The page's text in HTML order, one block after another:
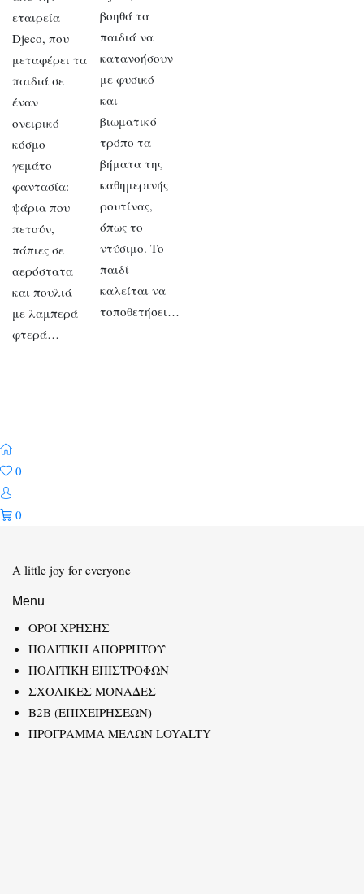
εταιρεία
Djeco, που
μεταφέρει τα
παιδιά σε
έναν
ονειρικό
κόσμο
γεμάτο
φαντασία:
ψάρια που
πετούν,
πάπιες σε
αερόστατα
και πουλιά
με λαμπερά
φτερά…
βοηθά τα
παιδιά να
κατανοήσουν
με φυσικό
και
βιωματικό
τρόπο τα
βήματα της
καθημερινής
ρουτίνας,
όπως το
ντύσιμο. Το
παιδί
καλείται να
τοποθετήσει…
0
0
A little joy for everyone
Menu
ΟΡΟΙ ΧΡΗΣΗΣ
ΠΟΛΙΤΙΚΗ ΑΠΟΡΡΗΤΟΥ
ΠΟΛΙΤΙΚΗ ΕΠΙΣΤΡΟΦΩΝ
ΣΧΟΛΙΚΕΣ ΜΟΝΑΔΕΣ
B2B (ΕΠΙΧΕΙΡΗΣΕΩΝ)
ΠΡΟΓΡΑΜΜΑ ΜΕΛΩΝ LOYALTY